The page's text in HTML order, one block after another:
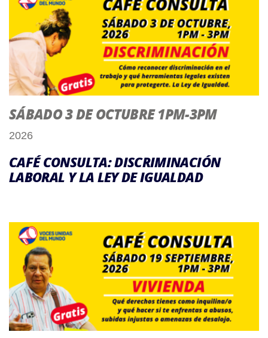
SÁBADO 3 DE OCTUBRE 1PM-3PM
2026
CAFÉ CONSULTA: DISCRIMINACIÓN
LABORAL Y LA LEY DE IGUALDAD